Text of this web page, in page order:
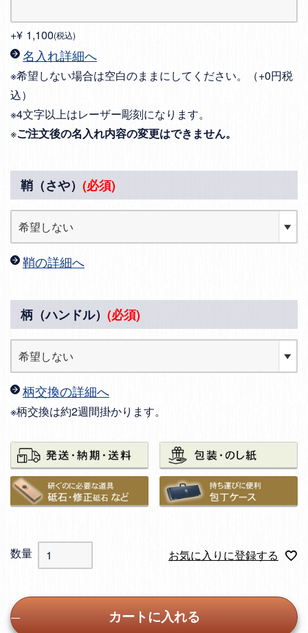
+¥ 1,100 税込
名入れ詳細へ
※希望しない場合は空白のままにしてください。（+0円税
込）
※4文字以上はレーザー彫刻になります。
※ご注文後の名入れ内容の変更はできません。
鞘（さや） (必須)
鞘の詳細へ
柄（ハンドル） (必須)
柄交換の詳細へ
※柄交換は約2週間掛かります。
お気に入りに登録する
カートに入れる